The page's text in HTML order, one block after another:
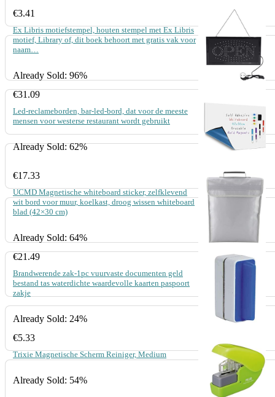
€3.41
Ex Libris motiefstempel, houten stempel met Ex Libris
motief, Library of, dit boek behoort met gratis vak voor
naam…
Already Sold: 96%
€31.09
Led-reclameborden, bar-led-bord, dat voor de meeste
mensen voor westerse restaurant wordt gebruikt
Already Sold: 62%
€17.33
UCMD Magnetische whiteboard sticker, zelfklevend
wit bord voor muur, koelkast, droog wissen whiteboard
blad (42×30 cm)
Already Sold: 64%
€21.49
Brandwerende zak-1pc vuurvaste documenten geld
bestand tas waterdichte waardevolle kaarten paspoort
zakje
Already Sold: 24%
€5.33
Trixie Magnetische Scherm Reiniger, Medium
Already Sold: 54%